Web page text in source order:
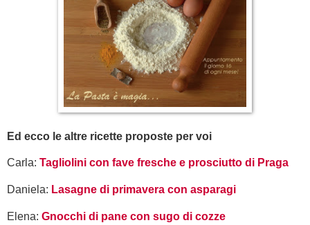
Ed ecco le altre ricette proposte per voi
Carla: Tagliolini con fave fresche e prosciutto di Praga
Daniela: Lasagne di primavera con asparagi
Elena: Gnocchi di pane con sugo di cozze